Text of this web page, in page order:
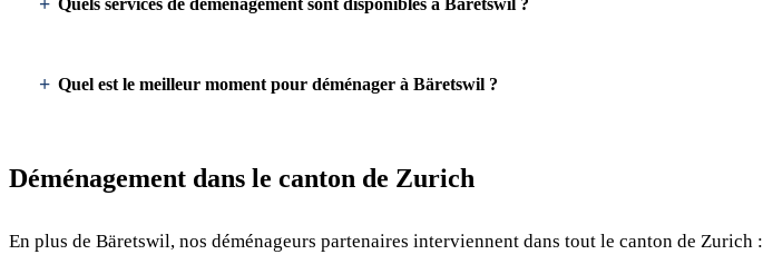
Quels services de déménagement sont disponibles à Bäretswil ?
Quel est le meilleur moment pour déménager à Bäretswil ?
Déménagement dans le canton de Zurich
En plus de Bäretswil, nos déménageurs partenaires interviennent dans tout le canton de Zurich :